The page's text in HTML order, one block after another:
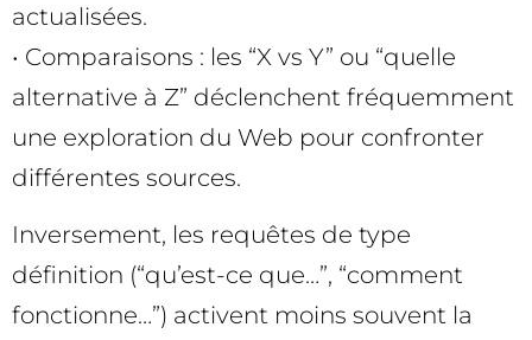
actualisées.
• Comparaisons : les “X vs Y” ou “quelle
alternative à Z” déclenchent fréquemment
une exploration du Web pour confronter
différentes sources.
Inversement, les requêtes de type
définition (“qu’est-ce que…”, “comment
fonctionne…”) activent moins souvent la